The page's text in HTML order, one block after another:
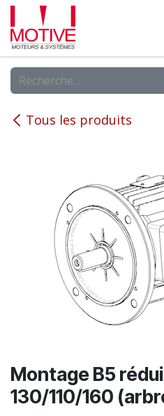
Se rendre au contenu
Tous les produits
Montage B5
130/110/160